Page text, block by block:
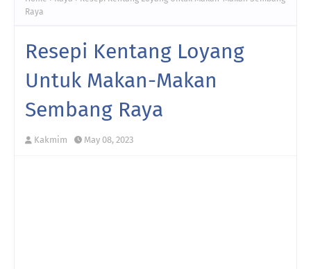
Raya
Resepi Kentang Loyang
Untuk Makan-Makan
Sembang Raya
Kakmim May 08, 2023